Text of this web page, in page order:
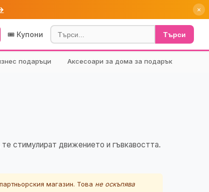
×
🎟️ Купони Търси
подаръци Аксесоари за дома за подарък
стимулират движението и гъвкавостта.
магазин. Това не оскъпява